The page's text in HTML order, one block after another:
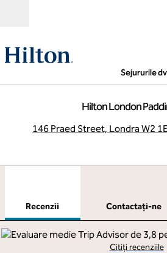
Sejururile
Hilton London
146 Praed Street, Londra W2
Recenzii Contactaţi-ne
Citiți recenziile